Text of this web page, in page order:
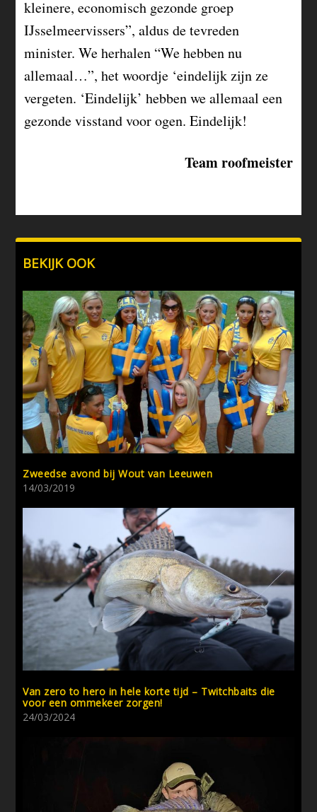
kleinere, economisch gezonde groep
IJsselmeervissers”, aldus de tevreden
minister. We herhalen “We hebben nu
allemaal…”, het woordje ‘eindelijk zijn ze
vergeten. ‘Eindelijk’ hebben we allemaal een
gezonde visstand voor ogen. Eindelijk!
Team roofmeister
BEKIJK OOK
Zweedse avond bij Wout van Leeuwen
14/03/2019
Van zero to hero in hele korte tijd – Twitchbaits die
voor een ommekeer zorgen!
24/03/2024